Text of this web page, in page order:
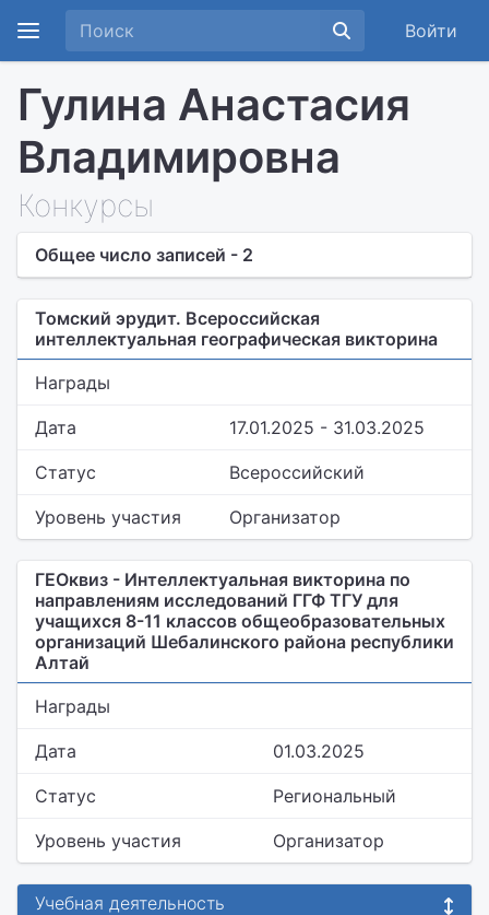
Войти
Гулина Анастасия
Владимировна
Конкурсы
Общее число записей - 2
Томский эрудит. Всероссийская
интеллектуальная географическая викторина
Награды
Дата 17.01.2025 - 31.03.2025
Статус Всероссийский
Уровень участия Организатор
ГЕОквиз - Интеллектуальная викторина по
направлениям исследований ГГФ ТГУ для
учащихся 8-11 классов общеобразовательных
организаций Шебалинского района республики
Алтай
Награды
Дата 01.03.2025
Статус Региональный
Уровень участия Организатор
Учебная деятельность